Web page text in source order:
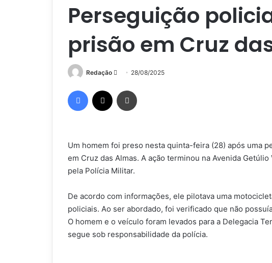
Perseguição
prisão em Cruz
Redação
Mande
e-
mail
28/08/2025
Facebook
Um homem foi preso nesta quinta-feira (28) após uma
em Cruz das Almas. A ação terminou na Avenida
pela Polícia Militar.
De acordo com informações, ele pilotava uma
policiais. Ao ser abordado, foi verificado que não
O homem e o veículo foram levados para a Delegacia
segue sob responsabilidade da polícia.